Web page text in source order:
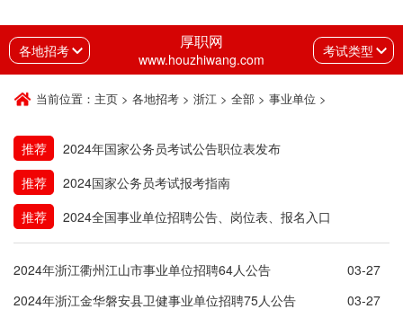
各地招考 厚职网
www.houzhiwang.com 考试类型
当前位置： 主页 > 各地招考 > 浙江 > 全部 > 事业单位 >
推荐
2024年国家公务员考试公告职位表发布
推荐
2024国家公务员考试报考指南
推荐
2024全国事业单位招聘公告、岗位表、报名入口
2024年浙江衢州江山市事业单位招聘64人公告
03-27
2024年浙江金华磐安县卫健事业单位招聘75人公告
03-27